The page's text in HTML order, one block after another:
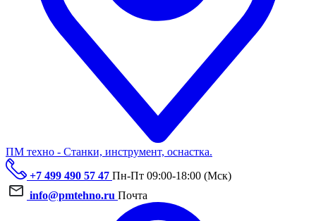
ПМ техно - Станки, инструмент, оснастка.
+7 499 490 57 47 Пн-Пт 09:00-18:00 (Мск)
info@pmtehno.ru Почта